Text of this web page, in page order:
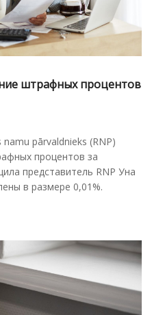
штрафных процентов
pārvaldnieks (RNP)
процентов за
представитель RNP Уна
в размере 0,01%.